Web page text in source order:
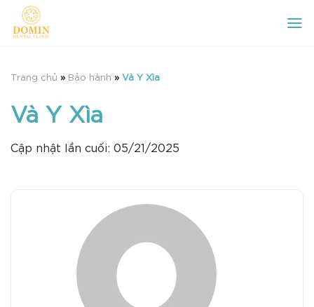
Chuyển
đến
Trang chủ » Bảo hành » Và Y Xìa
Và Y Xìa
Cập nhật lần cuối: 05/21/2025